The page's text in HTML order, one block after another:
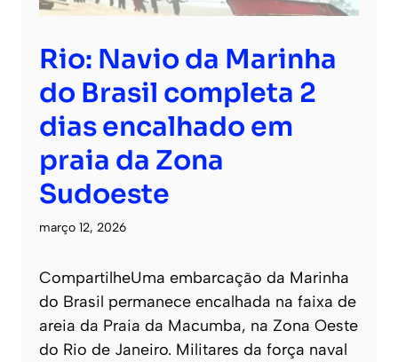
Rio: Navio da Marinha
do Brasil completa 2
dias encalhado em
praia da Zona
Sudoeste
março 12, 2026
CompartilheUma embarcação da Marinha
do Brasil permanece encalhada na faixa de
areia da Praia da Macumba, na Zona Oeste
do Rio de Janeiro. Militares da força naval